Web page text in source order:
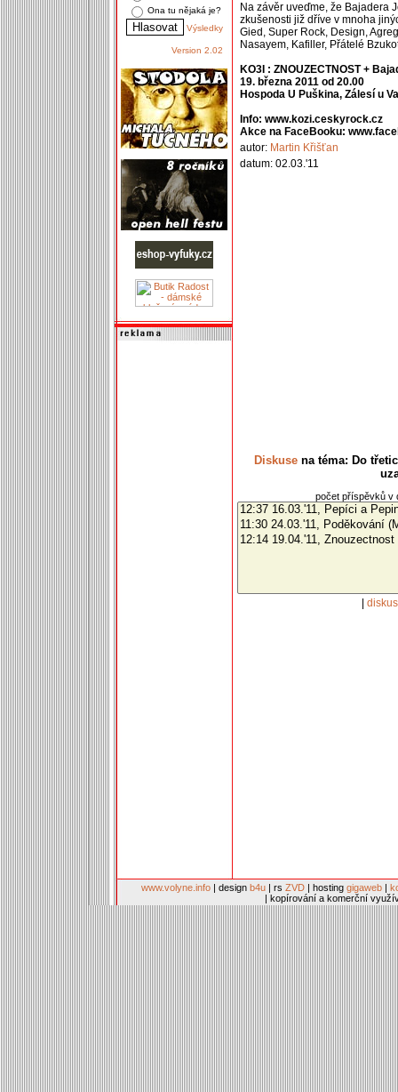
Ona tu nějaká je?
Výsledky
Version 2.02
Na závěr uveďme, že Bajadera
zkušenosti již dříve v mnoha
Gied, Super Rock, Design,
Nasayem, Kafiller, Přátelé
KO3I : ZNOUZECTNOST +
19. března 2011 od 20.00
Hospoda U Puškina, Zálesí u
Info: www.kozi.ceskyrock.cz
Akce na FaceBooku:
autor: Martin Křišťan
datum: 02.03.'11
Diskuse na téma: Do
počet příspěvků v
www.volyne.info | design b4u | rs ZVD | hosting gigaweb |
| kopírování a komerční